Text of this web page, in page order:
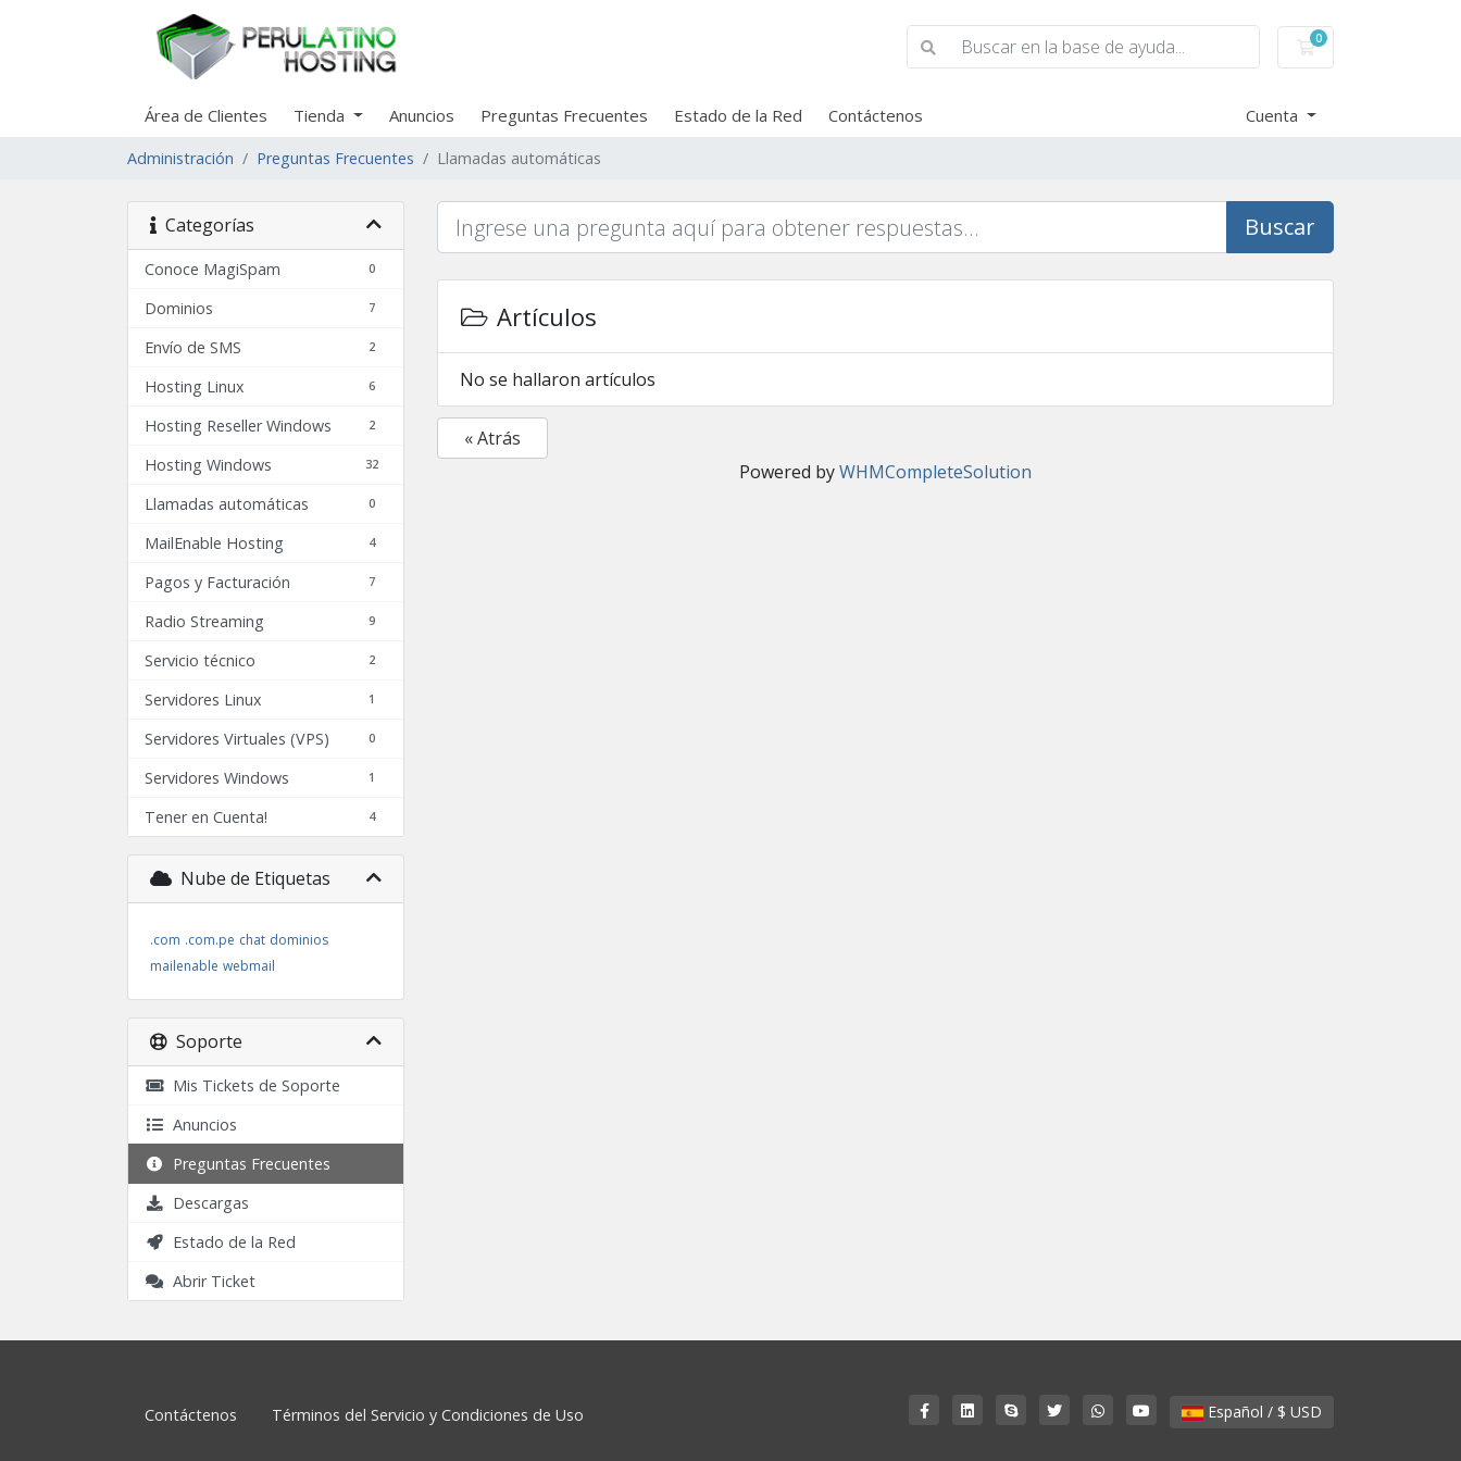
0
Carro de Pedidos
Área de Clientes Tienda Anuncios Preguntas Frecuentes Estado de la Red Contáctenos Cuenta
Administración Preguntas Frecuentes Llamadas automáticas
Categorías
0
Conoce MagiSpam
7
Dominios
2
Envío de SMS
6
Hosting Linux
2
Hosting Reseller Windows
32
Hosting Windows
0
Llamadas automáticas
4
MailEnable Hosting
7
Pagos y Facturación
9
Radio Streaming
2
Servicio técnico
1
Servidores Linux
0
Servidores Virtuales (VPS)
1
Servidores Windows
4
Tener en Cuenta!
Nube de Etiquetas
.com .com.pe chat dominios
mailenable webmail
Soporte
Mis Tickets de Soporte
Anuncios
Preguntas Frecuentes
Descargas
Estado de la Red
Abrir Ticket
Buscar
Artículos
No se hallaron artículos
« Atrás
Powered byWHMCompleteSolution
Español / $ USD
Contáctenos Términos del Servicio y Condiciones de Uso